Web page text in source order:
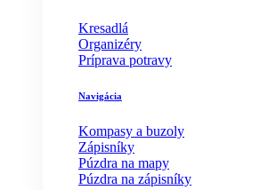
Kresadlá
Organizéry
Príprava potravy
Navigácia
Kompasy a buzoly
Zápisníky
Púzdra na mapy
Púzdra na zápisníky